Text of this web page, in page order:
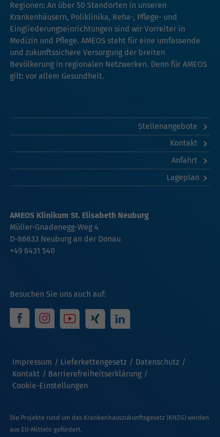
Regionen: An über 50 Standorten in unseren
Krankenhäusern, Poliklinika, Reha-, Pflege- und
Eingliederungseinrichtungen sind wir Vorreiter in
Medizin und Pflege. AMEOS steht für eine umfassende
und zukunftssichere Versorgung der breiten
Bevölkerung in regionalen Netzwerken. Denn für AMEOS
gilt: vor allem Gesundheit.
Stellenangebote
Kontakt
Anfahrt
Lageplan
Besuchen Sie uns auch auf:
Impressum Lieferkettengesetz
Datenschutz
Kontakt
Barrierefreiheitserklärung
Cookie-Einstellungen
AMEOS Klinikum St. Elisabeth Neuburg
Müller-Gnadenegg-Weg 4
D-86633 Neuburg an der Donau
+49 8431 540
Die Projekte rund um das Krankenhauszukunftsgesetz (KHZG) werden
aus EU-Mitteln gefördert.